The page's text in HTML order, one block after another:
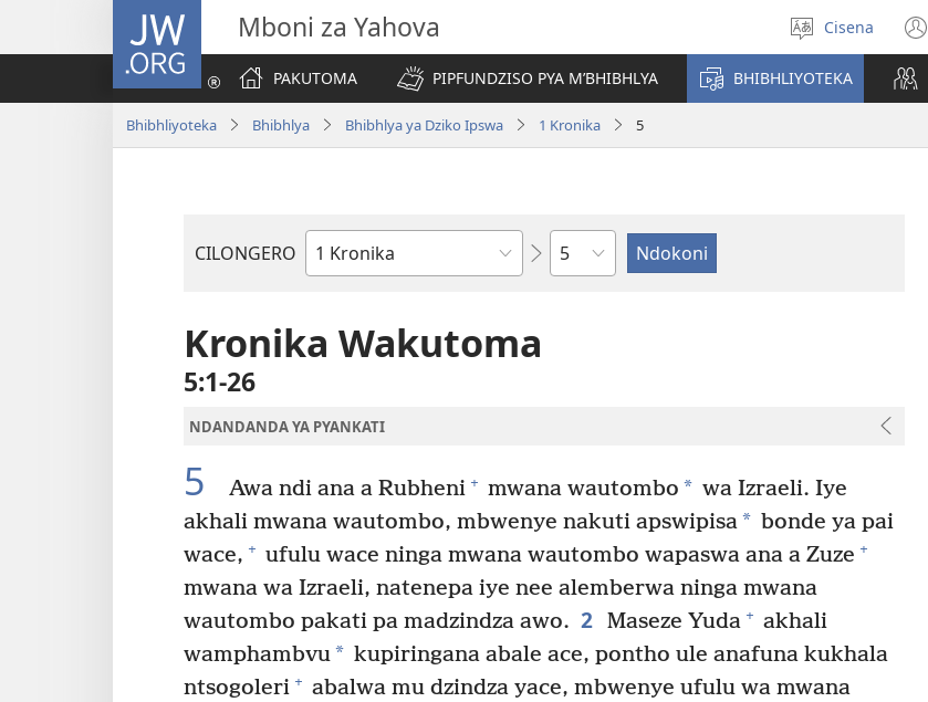
JW.ORG Mboni za Yahova
Sankhulani
cilongero
Cisena
PAKUTOMA
PIPFUNDZISO PYA M’BHIBHLYA BHIBHLIYOTEKA
Bhibhliyoteka Bhibhlya Bhibhlya ya Dziko Ipswa 1 Kronika 5
CILONGERO
Mabukhu
Nsolo
Kronika Wakutoma
5:1-26
NDANDANDA YA PYANKATI
5 Awa ndi ana a Rubheni + mwana wautombo * wa Izraeli. Iye
akhali mwana wautombo, mbwenye nakuti apswipisa* bonde ya pai
wace, + ufulu wace ninga mwana wautombo wapaswa ana a Zuze +
mwana wa Izraeli, natenepa iye nee alemberwa ninga mwana
wautombo pakati pa madzindza awo. 2 Maseze Yuda + akhali
wamphambvu* kupiringana abale ace, pontho ule anafuna kukhala
ntsogoleri + abalwa mu dzindza yace, mbwenye ufulu wa mwana